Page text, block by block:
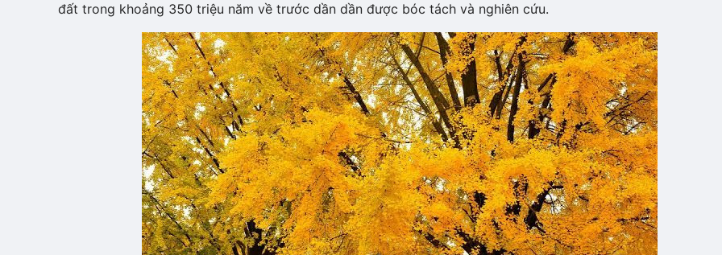
đất trong khoảng 350 triệu năm về trước dần dần được bóc tách và nghiên cứu.